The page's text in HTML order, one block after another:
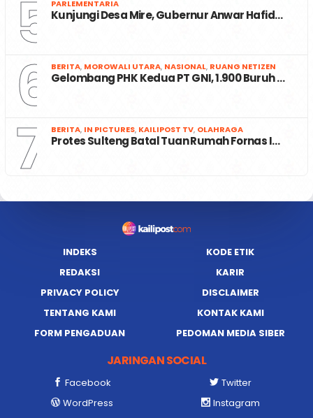
5 PARLEMENTARIA
Kunjungi Desa Mire, Gubernur Anwar Hafid…
6 BERITA, MOROWALI UTARA, NASIONAL, RUANG NETIZEN
Gelombang PHK Kedua PT GNI, 1.900 Buruh …
7 BERITA, IN PICTURES, KAILIPOST TV, OLAHRAGA
Protes Sulteng Batal Tuan Rumah Fornas I…
INDEKS
KODE ETIK
REDAKSI
KARIR
PRIVACY POLICY
DISCLAIMER
TENTANG KAMI
KONTAK KAMI
FORM PENGADUAN
PEDOMAN MEDIA SIBER
JARINGAN SOCIAL
Facebook
Twitter
WordPress
Instagram